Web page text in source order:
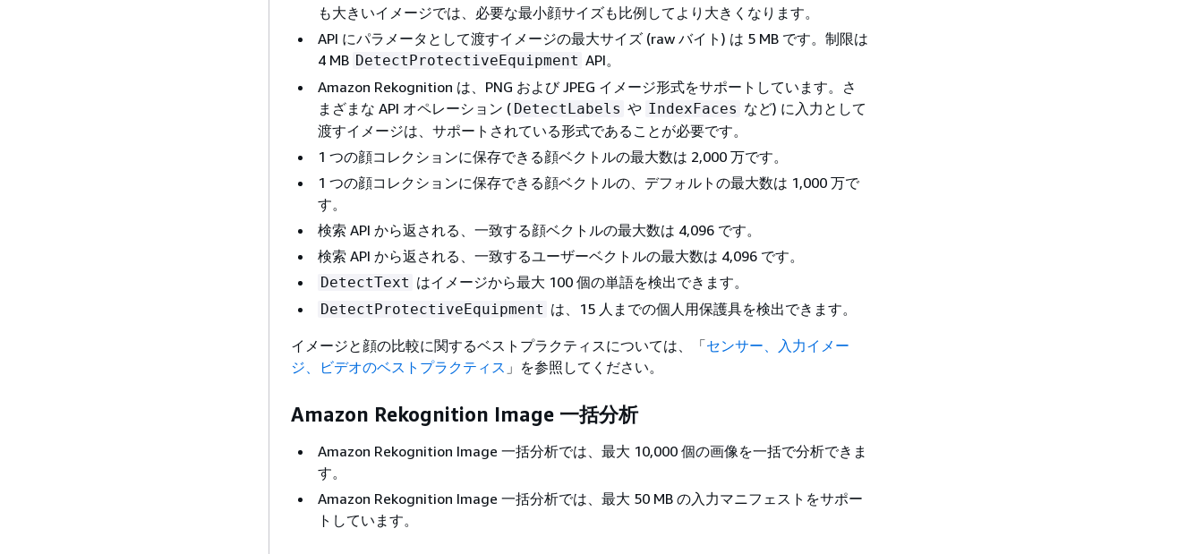
も大きいイメージでは、必要な最小顔サイズも比例してより大きくなります。
API にパラメータとして渡すイメージの最大サイズ (raw バイト) は 5 MB です。制限は
4 MB DetectProtectiveEquipment API。
Amazon Rekognition は、PNG および JPEG イメージ形式をサポートしています。さ
まざまな API オペレーション ( DetectLabels や IndexFaces など) に入力として
渡すイメージは、サポートされている形式であることが必要です。
1 つの顔コレクションに保存できる顔ベクトルの最大数は 2,000 万です。
1 つの顔コレクションに保存できる顔ベクトルの、デフォルトの最大数は 1,000 万で
す。
検索 API から返される、一致する顔ベクトルの最大数は 4,096 です。
検索 API から返される、一致するユーザーベクトルの最大数は 4,096 です。
DetectText はイメージから最大 100 個の単語を検出できます。
DetectProtectiveEquipment は、15 人までの個人用保護具を検出できます。
イメージと顔の比較に関するベストプラクティスについては、「センサー、入力イメー
ジ、ビデオのベストプラクティス 」を参照してください。
Amazon Rekognition Image 一括分析
Amazon Rekognition Image 一括分析では、最大 10,000 個の画像を一括で分析できま
す。
Amazon Rekognition Image 一括分析では、最大 50 MB の入力マニフェストをサポー
トしています。